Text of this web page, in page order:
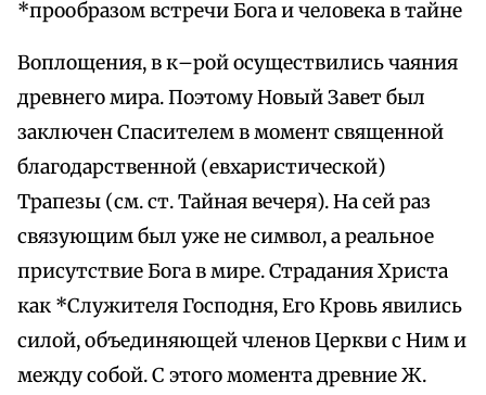
*прообразом встречи Бога и человека в тайне
Воплощения, в к–рой осуществились чаяния
древнего мира. Поэтому Новый Завет был
заключен Спасителем в момент священной
благодарственной (евхаристической)
Трапезы (см. ст. Тайная вечеря). На сей раз
связующим был уже не символ, а реальное
присутствие Бога в мире. Страдания Христа
как *Служителя Господня, Его Кровь явились
силой, объединяющей членов Церкви с Ним и
между собой. С этого момента древние Ж.